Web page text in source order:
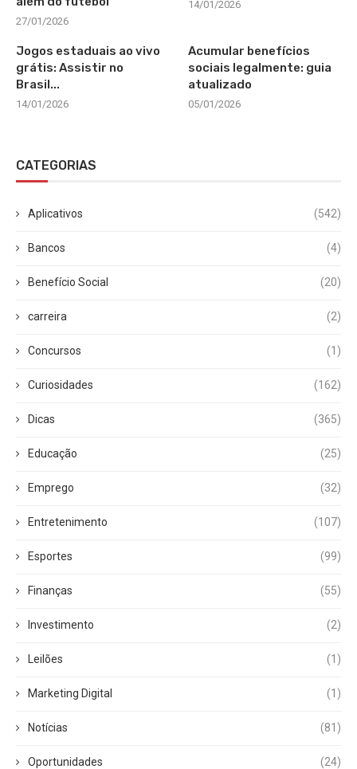
27/01/2026
14/01/2026
Jogos estaduais ao vivo
grátis: Assistir no
Brasil...
14/01/2026
Acumular benefícios
sociais legalmente: guia
atualizado
05/01/2026
CATEGORIAS
Aplicativos (542)
Bancos (4)
Benefício Social (20)
carreira (2)
Concursos (1)
Curiosidades (162)
Dicas (365)
Educação (25)
Emprego (32)
Entretenimento (107)
Esportes (99)
Finanças (55)
Investimento (2)
Leilões (1)
Marketing Digital (1)
Notícias (81)
Oportunidades (24)